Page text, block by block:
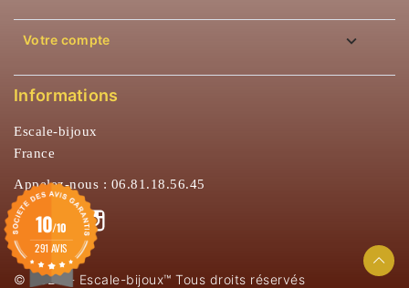
Votre compte 
Informations
Escale-bijoux
France
Appelez-nous : 06.81.18.56.45
Facebook
© 2026 - Escale-bijoux™ Tous droits réservés
10/10
291 AVIS